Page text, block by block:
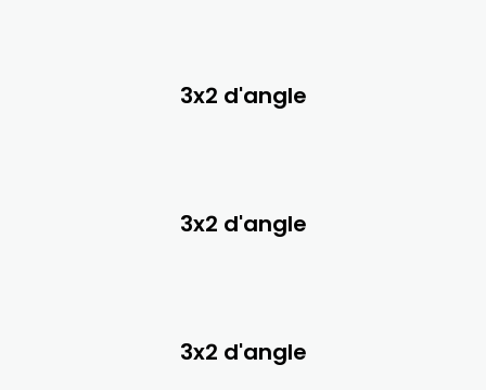
3x2 d'angle
3x2 d'angle
3x2 d'angle